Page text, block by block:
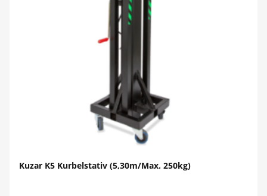
Kuzar K5 Kurbelstativ (5,30m/Max. 250kg)